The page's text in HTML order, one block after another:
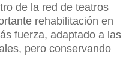
de la red de teatros
rehabilitación en
fuerza, adaptado a las
pero conservando